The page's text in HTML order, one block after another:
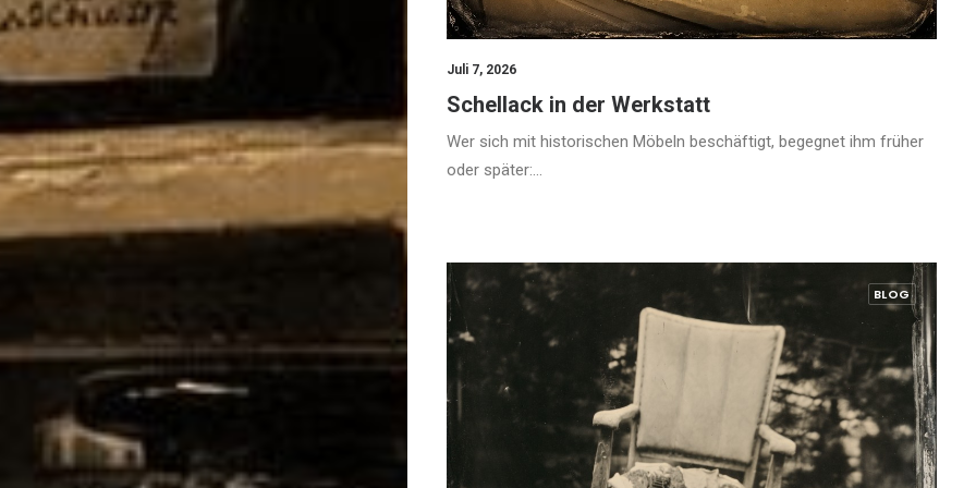
Juli 7, 2026
Schellack in der Werkstatt
Wer sich mit historischen Möbeln beschäftigt, begegnet ihm früher
oder später:…
BLOG